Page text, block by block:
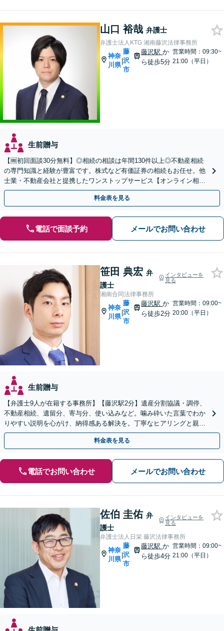
山口 裕哉 弁護士
弁護士法人KTG 湘南藤沢法律事務所
神奈
川県
|
藤
沢
市
藤沢駅か
ら徒歩5分
営業時間：09:30~
21:00（平日）
生前贈与
【🆓初回面談30分無料】◎相続の相談は年間130件以上◎不動産相続
の専門知識と経験が豊富です。株式など有価証券の相続もお任せ。他
士業・不動産会社と提携したワンストップサービス【オンライン相談
｜カード・分割払い可】
料金表を見る
電話で面談予約 メールでお問い合わせ
笹田 典宏 弁
護士
インタビューを
見る
湘南合同法律事務所
神奈
川県
|
藤
沢
市
藤沢駅か
ら徒歩2分
営業時間：09:00~
20:00（平日）
生前贈与
【弁護士9人が在籍する事務所】【藤沢駅2分】遺産分割協議・調停、
不動産相続、遺留分、寄与分、使い込みなど。噛み砕いた言葉でわか
りやすい説明を心がけ、納得感ある解決を。丁寧なヒアリングと親身
な姿勢を大切にします
料金表を見る
電話でお問い合わせ メールでお問い合わせ
佐伯 圭佑 弁
護士
インタビューを
見る
弁護士法人日栄 藤沢法律事務所
神奈
川県
|
藤
沢
市
藤沢駅か
ら徒歩4分
営業時間：09:00~
21:00（平日）